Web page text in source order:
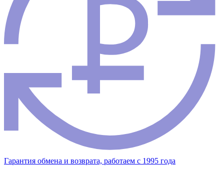
Гарантия обмена и возврата, работаем с 1995 года